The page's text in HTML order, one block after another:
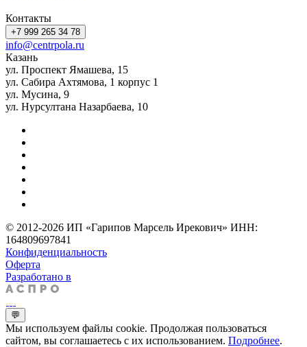
Контакты
+7 999 265 34 78
info@centrpola.ru
Казань
ул. Проспект Ямашева, 15
ул. Сабира Ахтямова, 1 корпус 1
ул. Мусина, 9
ул. Нурсултана Назарбаева, 10
© 2012-2026 ИП «Гарипов Марсель Ирекович» ИНН:
164809697841
Конфиденциальность
Оферта
Разработано в
💬
Мы используем файлы cookie. Продолжая пользоваться
сайтом, вы соглашаетесь с их использованием. Подробнее.